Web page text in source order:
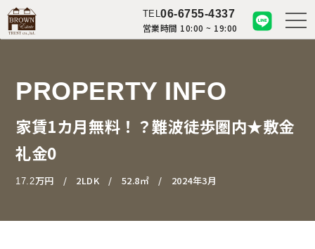
TEL06-6755-4337
営業時間 10:00 ~ 19:00
PROPERTY INFO
家賃1カ月無料！？難波徒歩圏内★敷金
礼金0
17.2万円 2LDK 52.8㎡ 2024年3月